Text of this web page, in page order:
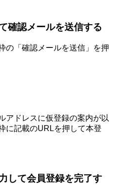
確認メールを送信する
の「確認メールを送信」を押
アドレスに仮登録の案内が以
に記載のURLを押して本登
して会員登録を完了す